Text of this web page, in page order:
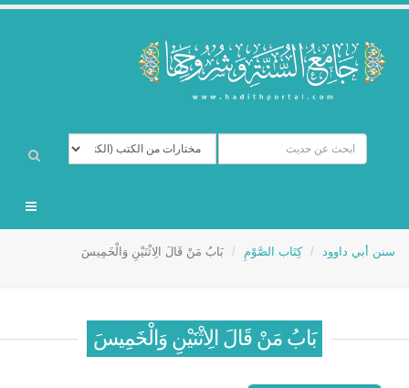
سنن أبي داوود كِتَاب الصَّوْمِ بَابُ مَنْ قَالَ الِاثْنَيْنِ وَالْخَمِيسَ
بَابُ مَنْ قَالَ الِاثْنَيْنِ وَالْخَمِيسَ